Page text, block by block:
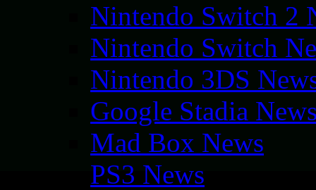
Nintendo Switch 2
Nintendo Switch
Nintendo 3DS
Google Stadia
Mad Box News
PS3 News